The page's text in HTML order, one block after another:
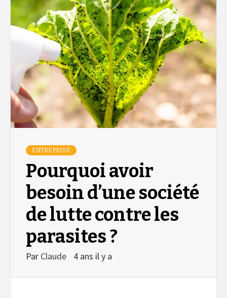
ENTREPRISE
Pourquoi avoir
besoin d’une société
de lutte contre les
parasites ?
Par Claude 4 ans il y a